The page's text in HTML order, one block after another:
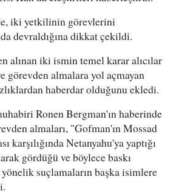
iki yetkilinin görevlerini
devraldığına dikkat çekildi.
alınan iki ismin temel karar alıcılar
görevden almalara yol açmayan
haberdar olduğunu ekledi.
Ronen Bergman'ın haberinde
almaları, "Gofman'ın Mossad
karşılığında Netanyahu'ya yaptığı
gördüğü ve böylece baskı
suçlamaların başka isimlere